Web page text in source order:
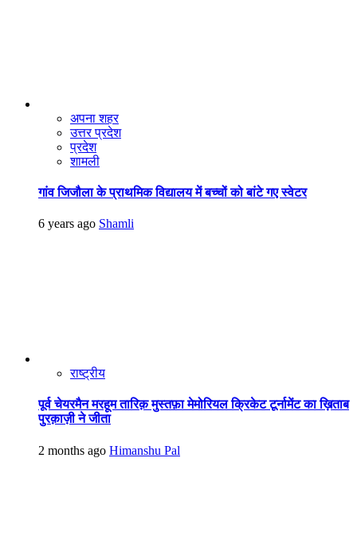
अपना शहर
उत्तर प्रदेश
प्रदेश
शामली
गांव जिजौला के प्राथमिक विद्यालय में बच्चों को बांटे गए स्वेटर
6 years ago Shamli
राष्ट्रीय
पूर्व चेयरमैन मरहूम तारिक़ मुस्तफ़ा मेमोरियल क्रिकेट टूर्नामेंट का ख़िताब
पुरक़ाज़ी ने जीता
2 months ago Himanshu Pal